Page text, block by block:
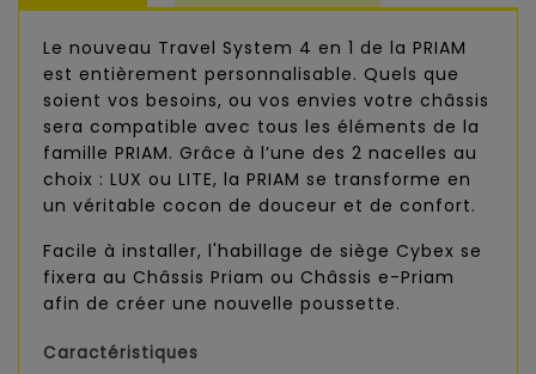
Le nouveau Travel System 4 en 1 de la PRIAM
est entièrement personnalisable. Quels que
soient vos besoins, ou vos envies votre châssis
sera compatible avec tous les éléments de la
famille PRIAM. Grâce à l’une des 2 nacelles au
choix : LUX ou LITE, la PRIAM se transforme en
un véritable cocon de douceur et de confort.
Facile à installer, l'habillage de siège Cybex se
fixera au Châssis Priam ou Châssis e-Priam
afin de créer une nouvelle poussette.
Caractéristiques